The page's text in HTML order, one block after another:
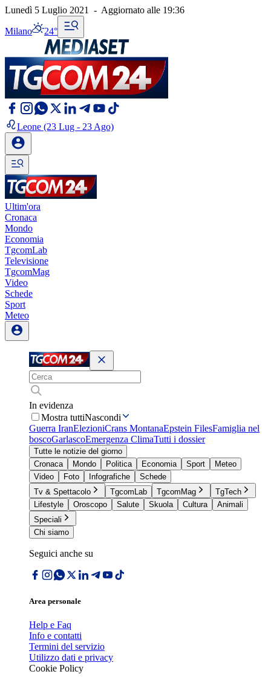
Lunedì 5 Luglio 2021 - Aggiornato alle 19:36
Milano 24°
Leone (23 Lug - 23 Ago)
Ultim'ora
Cronaca
Mondo
Economia
TgcomLab
Televisione
TgcomMag
Video
Schede
Sport
Meteo
In evidenza
Mostra tuttiNascondi
Guerra IranElezioniCrans MontanaEpstein FilesFamiglia nel
boscoGarlascoEmergenza ClimaTutti i dossier
Tutte le notizie del giorno
Cronaca
Mondo Politica Economia Sport
Meteo
Video
Foto Infografiche
Schede
Tv & Spettacolo
TgcomLab TgcomMag
TgTech
Lifestyle
Oroscopo Salute Skuola Cultura
Animali
Speciali
Chi siamo
Seguici anche su
Area personale
Help e Faq
Info e contatti
Termini del servizio
Utilizzo dati e privacy
Cookie Policy